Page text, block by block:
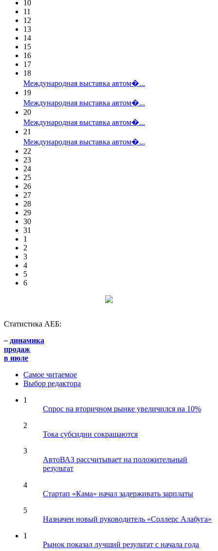
10
11
12
13
14
15
16
17
18
Международная выставка автом�...
19
Международная выставка автом�...
20
Международная выставка автом�...
21
Международная выставка автом�...
22
23
24
25
26
27
28
29
30
31
1
2
3
4
5
6
Статистика АЕБ:
– динамика
продаж
в июле
Самое читаемое
Выбор редактора
1
Спрос на вторичном рынке увеличился на 10%
2
Тока субсидии сокращаются
3
АвтоВАЗ рассчитывает на положительный
результат
4
Стартап «Кама» начал задерживать зарплаты
5
Назначен новый руководитель «Соллерс Алабуга»
1
Рынок показал лучший результат с начала года